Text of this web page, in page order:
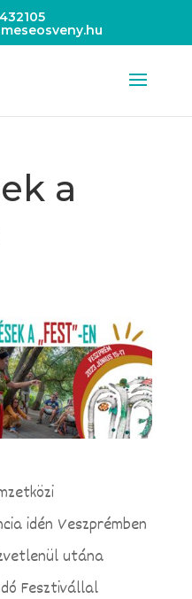
a
idén Veszprémben
utána
Fesztivállal